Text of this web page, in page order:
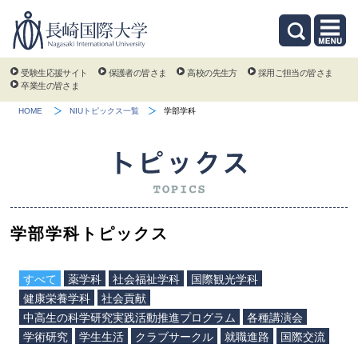
受験生応援サイト 保護者の皆さま 高校の先生方
採用ご担当の皆さま
卒業生の皆さま
HOME NIUトピックス一覧 学部学科
学部学科トピックス
すべて 薬学科 社会福祉学科
国際観光学科
健康栄養学科
社会貢献
中高生の科学研究実践活動推進プログラム
各種講演会
学術研究
学生生活 クラブサークル 就職進路
国際交流